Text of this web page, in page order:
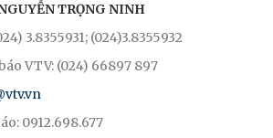
TRỌNG NINH
3.8355931; (024)3.8355932
VTV: (024) 66897 897
0912.698.677